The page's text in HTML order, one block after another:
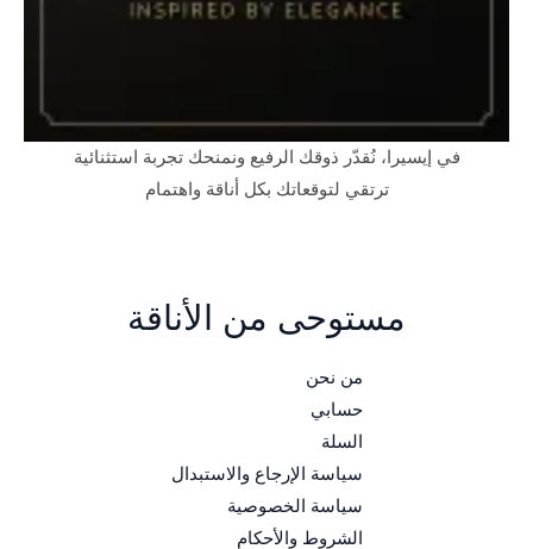
في إيسيرا، نُقدّر ذوقك الرفيع ونمنحك تجربة استثنائية
ترتقي لتوقعاتك بكل أناقة واهتمام
مستوحى من الأناقة
من نحن
حسابي
السلة
سياسة الإرجاع والاستبدال
سياسة الخصوصية
الشروط والأحكام